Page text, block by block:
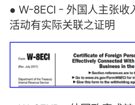
● W-8ECI - 外国人主张收
活动有实际关联之证明